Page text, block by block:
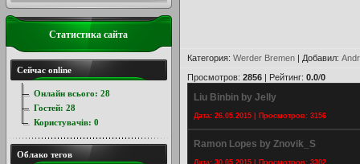
Категория: Werder Bremen | Добавил:
Просмотров: 2856 | Рейтинг: 0.0/0
Liu Binbin by Jelly
Дата: 26.05.2015 | Просмотров: 3156
Ramon Lopes by Znovik_S
Дата: 30.05.2015 | Просмотров: 3302
Статистика сайта
Сейчас online
Онлайн всього: 28
Гостей: 28
Користувачів: 0
Облако тегов